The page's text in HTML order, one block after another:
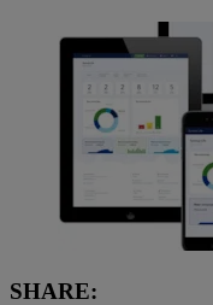
SHARE: